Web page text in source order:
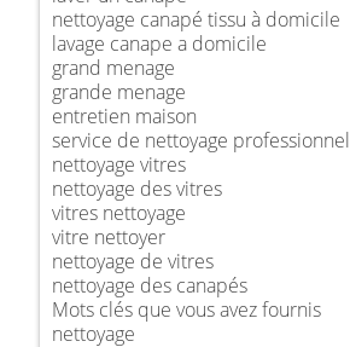
nettoyage canapé tissu à domicile
lavage canape a domicile
grand menage
grande menage
entretien maison
service de nettoyage professionnel
nettoyage vitres
nettoyage des vitres
vitres nettoyage
vitre nettoyer
nettoyage de vitres
nettoyage des canapés
Mots clés que vous avez fournis
nettoyage